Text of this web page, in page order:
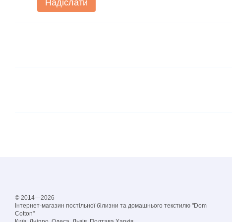
Надіслати
© 2014—2026
Інтернет-магазин постільної білизни та домашнього текстилю "Dom
Cotton"